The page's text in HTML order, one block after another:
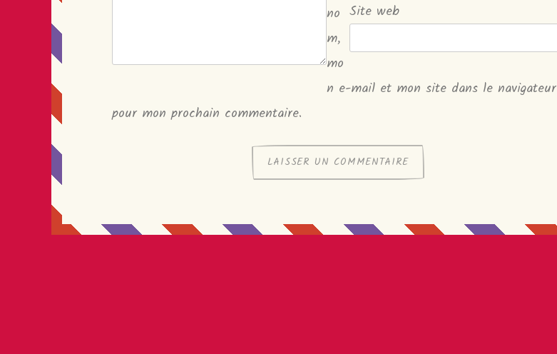
Site web
no
m,
mo
n e-mail et mon site dans le navigateur
pour mon prochain commentaire.